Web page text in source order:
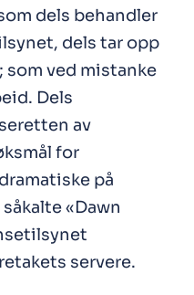
dels behandler
dels tar opp
ved mistanke
Dels
av
for
på
«Dawn
servere.